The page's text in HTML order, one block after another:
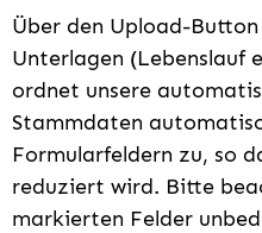
Über den Upload-
Unterlagen (Lebenslauf
ordnet unsere
Stammdaten
Formularfeldern zu, so
reduziert wird. Bitte
markierten Felder